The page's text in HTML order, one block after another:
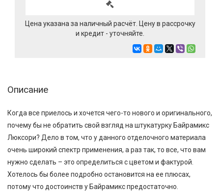
Цена указана за наличный расчёт. Цену в рассрочку
и кредит - уточняйте.
Описание
Когда все приелось и хочется чего-то нового и оригинального,
почему бы не обратить свой взгляд на штукатурку Байрамикс
Люксори? Дело в том, что у данного отделочного материала
очень широкий спектр применения, а раз так, то все, что вам
нужно сделать – это определиться с цветом и фактурой.
Хотелось бы более подробно остановится на ее плюсах,
потому что достоинств у Байрамикс предостаточно.